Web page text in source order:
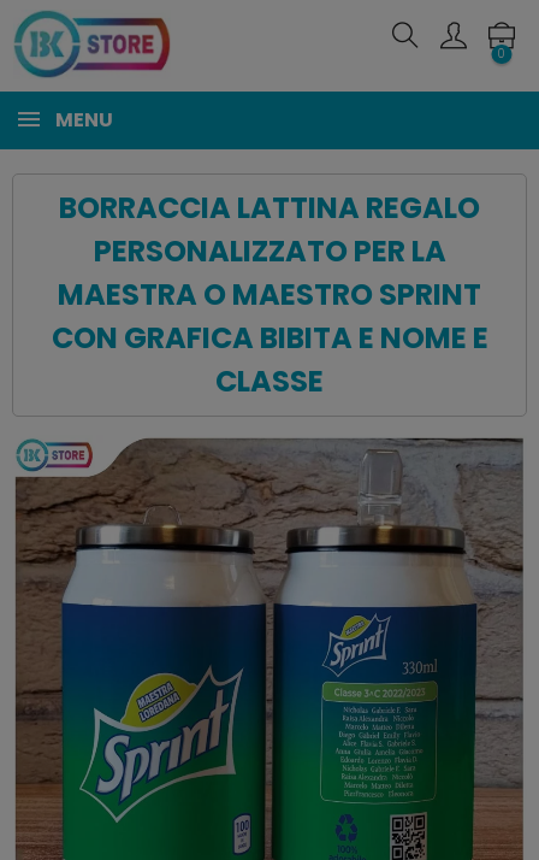
0
MENU
BORRACCIA LATTINA REGALO
PERSONALIZZATO PER LA
MAESTRA O MAESTRO SPRINT
CON GRAFICA BIBITA E NOME E
CLASSE